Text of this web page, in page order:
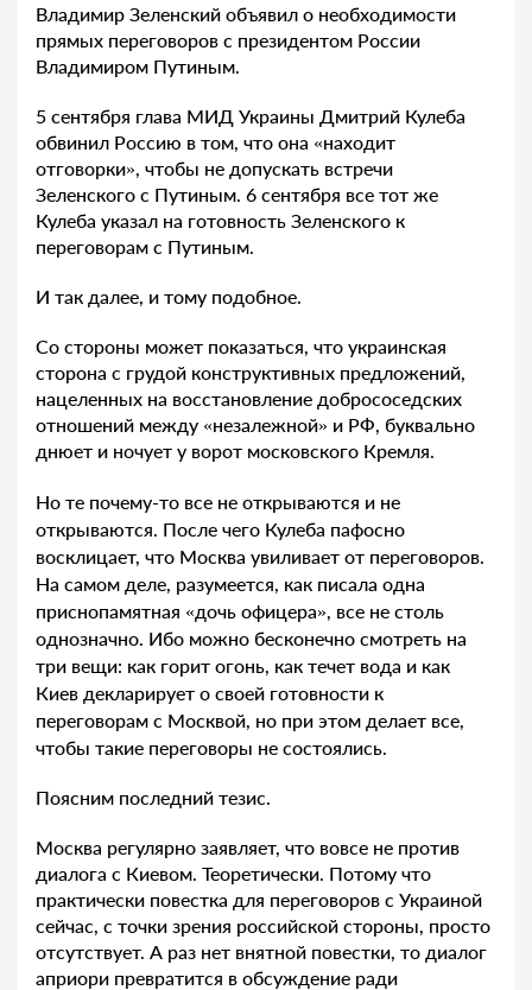
Владимир Зеленский объявил о необходимости
прямых переговоров с президентом России
Владимиром Путиным.
5 сентября глава МИД Украины Дмитрий Кулеба
обвинил Россию в том, что она «находит
отговорки», чтобы не допускать встречи
Зеленского с Путиным. 6 сентября все тот же
Кулеба указал на готовность Зеленского к
переговорам с Путиным.
И так далее, и тому подобное.
Со стороны может показаться, что украинская
сторона с грудой конструктивных предложений,
нацеленных на восстановление добрососедских
отношений между «незалежной» и РФ, буквально
днюет и ночует у ворот московского Кремля.
Но те почему-то все не открываются и не
открываются. После чего Кулеба пафосно
восклицает, что Москва увиливает от переговоров.
На самом деле, разумеется, как писала одна
приснопамятная «дочь офицера», все не столь
однозначно. Ибо можно бесконечно смотреть на
три вещи: как горит огонь, как течет вода и как
Киев декларирует о своей готовности к
переговорам с Москвой, но при этом делает все,
чтобы такие переговоры не состоялись.
Поясним последний тезис.
Москва регулярно заявляет, что вовсе не против
диалога с Киевом. Теоретически. Потому что
практически повестка для переговоров с Украиной
сейчас, с точки зрения российской стороны, просто
отсутствует. А раз нет внятной повестки, то диалог
априори превратится в обсуждение ради